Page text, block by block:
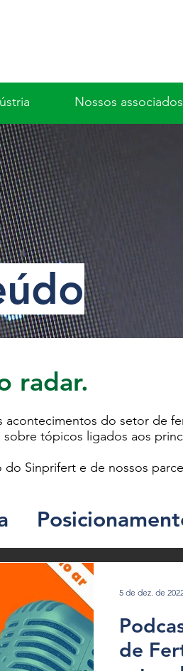
Nossos associados
radar.
acontecimentos do setor de
tópicos ligados aos
Sinprifert e de nossos
de
5 de dez. de